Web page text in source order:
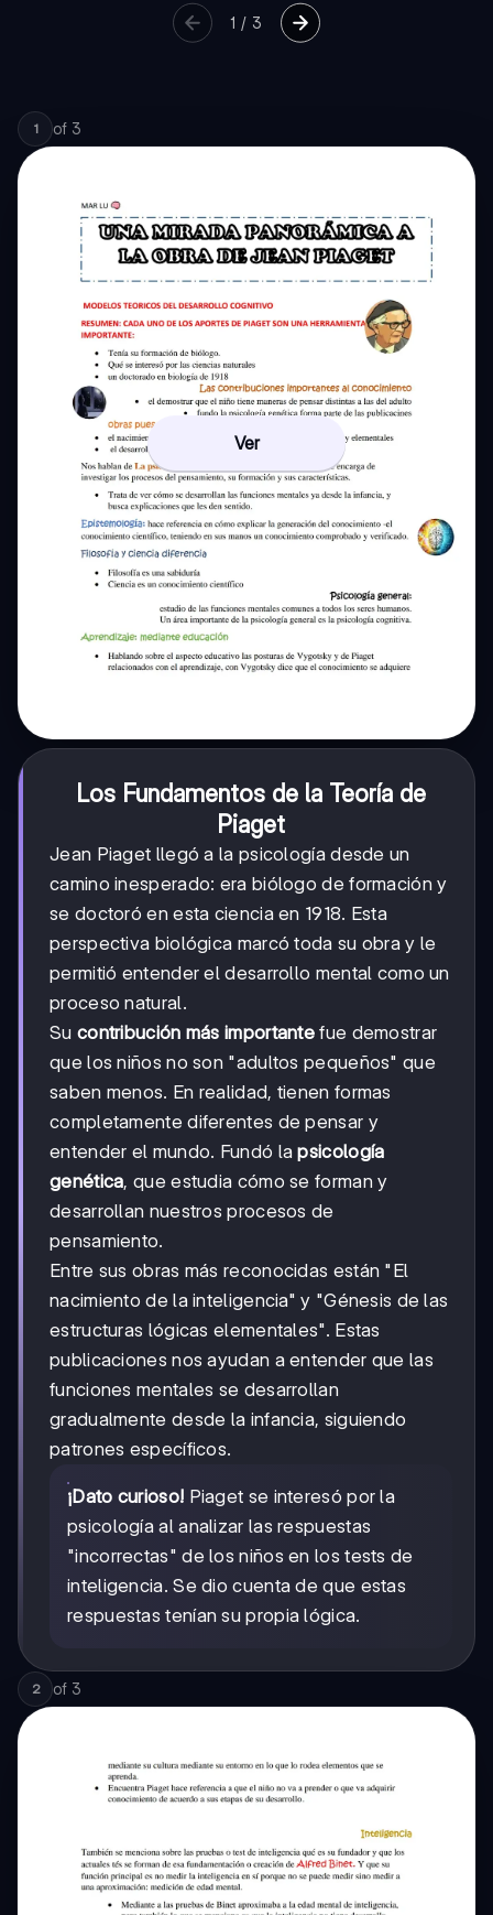
1 / 3
1 of 3
Ver
Los Fundamentos de la Teoría de
Piaget
Jean Piaget llegó a la psicología desde un
camino inesperado: era biólogo de formación y
se doctoró en esta ciencia en 1918. Esta
perspectiva biológica marcó toda su obra y le
permitió entender el desarrollo mental como un
proceso natural.
Su contribución más importante fue demostrar
que los niños no son "adultos pequeños" que
saben menos. En realidad, tienen formas
completamente diferentes de pensar y
entender el mundo. Fundó lapsicología
genética, que estudia cómo se forman y
desarrollan nuestros procesos de
pensamiento.
Entre sus obras más reconocidas están "El
nacimiento de la inteligencia" y "Génesis de las
estructuras lógicas elementales". Estas
publicaciones nos ayudan a entender que las
funciones mentales se desarrollan
gradualmente desde la infancia, siguiendo
patrones específicos.
¡Dato curioso! Piaget se interesó por la
psicología al analizar las respuestas
"incorrectas" de los niños en los tests de
inteligencia. Se dio cuenta de que estas
respuestas tenían su propia lógica.
2 of 3